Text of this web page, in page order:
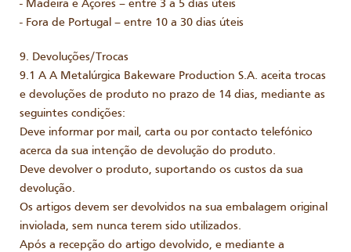
- Madeira e Açores – entre 3 a 5 dias úteis
- Fora de Portugal – entre 10 a 30 dias úteis
9. Devoluções/Trocas
9.1 A A Metalúrgica Bakeware Production S.A. aceita trocas
e devoluções de produto no prazo de 14 dias, mediante as
seguintes condições:
Deve informar por mail, carta ou por contacto telefónico
acerca da sua intenção de devolução do produto.
Deve devolver o produto, suportando os custos da sua
devolução.
Os artigos devem ser devolvidos na sua embalagem original
inviolada, sem nunca terem sido utilizados.
Após a recepção do artigo devolvido, e mediante a